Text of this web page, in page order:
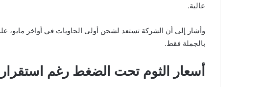
عالية.
وأشار إلى أن الشركة تستعد لشحن أولى الحاويات في أواخر مايو،
بالجملة فقط.
أسعار الثوم تحت الضغط رغم